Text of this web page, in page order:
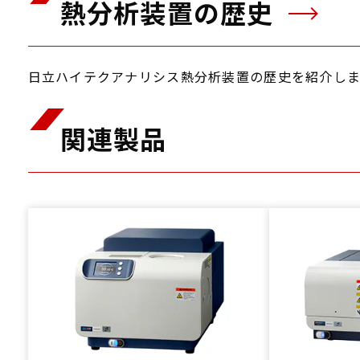
熱分析装置の歴史
日立ハイテクアナリシス熱分析装置の歴史を紹介し
関連製品